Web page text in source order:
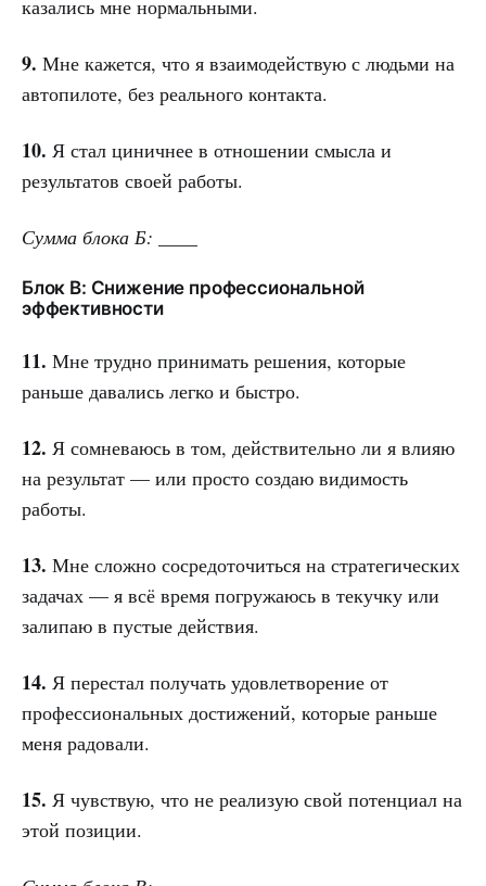
казались мне нормальными.
9. Мне кажется, что я взаимодействую с людьми на
автопилоте, без реального контакта.
10. Я стал циничнее в отношении смысла и
результатов своей работы.
Сумма блока Б: ____
Блок В: Снижение профессиональной
эффективности
11. Мне трудно принимать решения, которые
раньше давались легко и быстро.
12. Я сомневаюсь в том, действительно ли я влияю
на результат — или просто создаю видимость
работы.
13. Мне сложно сосредоточиться на стратегических
задачах — я всё время погружаюсь в текучку или
залипаю в пустые действия.
14. Я перестал получать удовлетворение от
профессиональных достижений, которые раньше
меня радовали.
15. Я чувствую, что не реализую свой потенциал на
этой позиции.